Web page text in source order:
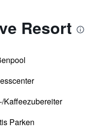
Resort
Kaffeezubereiter
Parken